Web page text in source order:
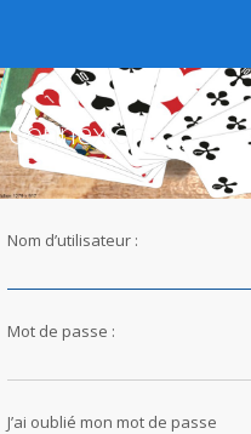
Connexion
Nom d’utilisateur :
Mot de passe :
J’ai oublié mon mot de passe